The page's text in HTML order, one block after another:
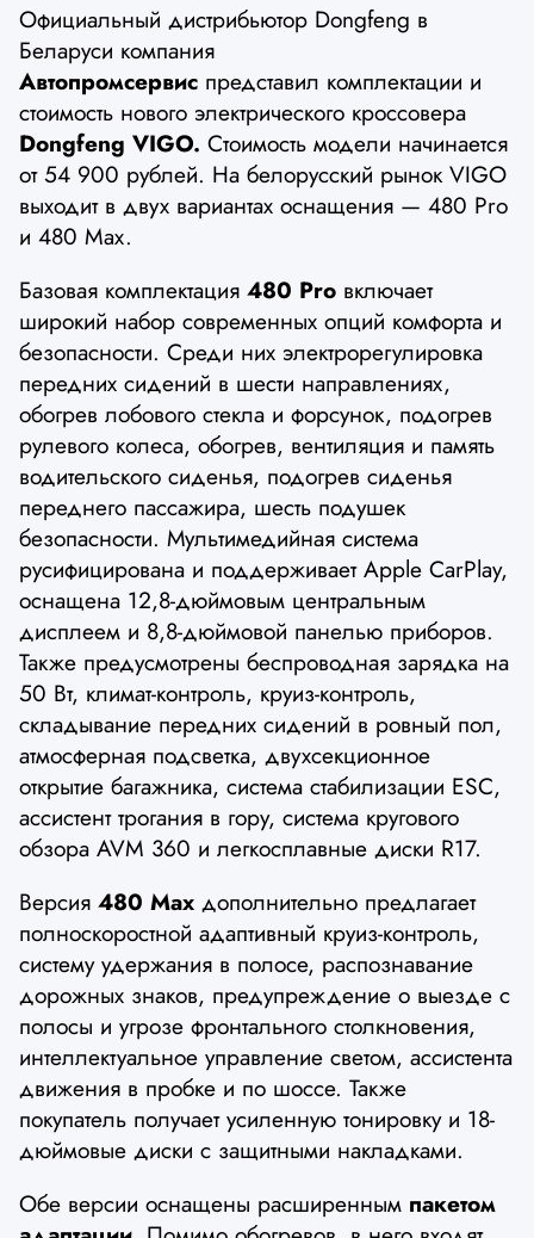
Официальный дистрибьютор Dongfeng в
Беларуси компания
Автопромсервис представил комплектации и
стоимость нового электрического кроссовера
Dongfeng VIGO. Стоимость модели начинается
от 54 900 рублей. На белорусский рынок VIGO
выходит в двух вариантах оснащения — 480 Pro
и 480 Max.
Базовая комплектация 480 Pro включает
широкий набор современных опций комфорта и
безопасности. Среди них электрорегулировка
передних сидений в шести направлениях,
обогрев лобового стекла и форсунок, подогрев
рулевого колеса, обогрев, вентиляция и память
водительского сиденья, подогрев сиденья
переднего пассажира, шесть подушек
безопасности. Мультимедийная система
русифицирована и поддерживает Apple CarPlay,
оснащена 12,8-дюймовым центральным
дисплеем и 8,8-дюймовой панелью приборов.
Также предусмотрены беспроводная зарядка на
50 Вт, климат-контроль, круиз-контроль,
складывание передних сидений в ровный пол,
атмосферная подсветка, двухсекционное
открытие багажника, система стабилизации ESC,
ассистент трогания в гору, система кругового
обзора AVM 360 и легкосплавные диски R17.
Версия 480 Max дополнительно предлагает
полноскоростной адаптивный круиз-контроль,
систему удержания в полосе, распознавание
дорожных знаков, предупреждение о выезде с
полосы и угрозе фронтального столкновения,
интеллектуальное управление светом, ассистента
движения в пробке и по шоссе. Также
покупатель получает усиленную тонировку и 18-
дюймовые диски с защитными накладками.
Обе версии оснащены расширенным пакетом